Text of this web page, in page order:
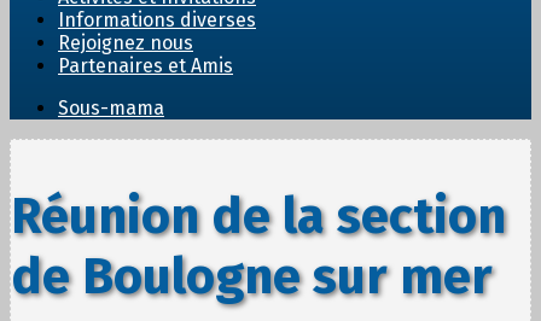
Informations diverses
Rejoignez nous
Partenaires et Amis
Sous-mama
Réunion de la section
de Boulogne sur mer